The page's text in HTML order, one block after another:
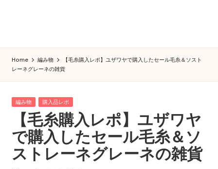
Home 編み物
【毛糸購入レポ】ユザワヤで購入したセール毛糸＆ソスト
レーネグレーネの雑貨
Posted
編み物 購入品レポ
【毛糸購入レポ】ユザワヤ
で購入したセール毛糸＆ソ
ストレーネグレーネの雑貨